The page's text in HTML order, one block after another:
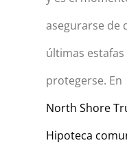
asegurarse de
últimas
protegerse. En
North Shore
Hipoteca